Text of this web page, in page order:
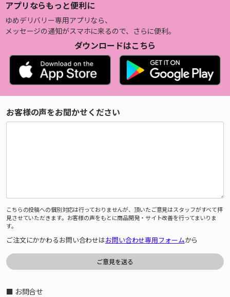
アプリならもっと便利に
ゆめデリバリー専用アプリなら、
メッセージの通知がスマホに来るので、さらに便利。
ダウンロードはこちら
お客様の声をお聞かせください
こちらの投稿への個別対応は行っておりませんが、頂いたご意見はスタッフがすべて拝
見させていただきます。お客様の声をもとに商品開発・サイト改善を行ってまいりま
す。
ご注文にかかわるお問い合わせはお問い合わせ専用フォームから
■ お問合せ